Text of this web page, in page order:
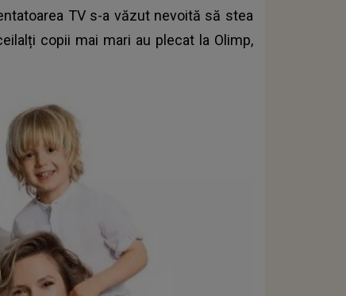
TV s-a văzut nevoită să stea
copii mai mari au plecat la Olimp,